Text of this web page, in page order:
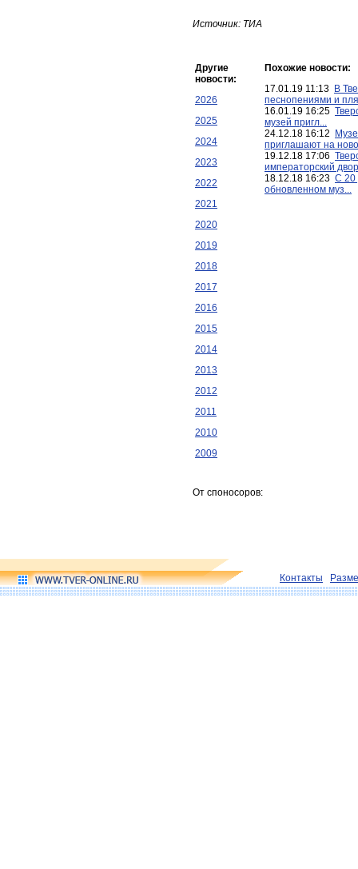
Источник: ТИА
Другие
новости:
2026
2025
2024
2023
2022
2021
2020
2019
2018
2017
2016
2015
2014
2013
2012
2011
2010
2009
Похожие новости:
17.01.19 11:13 В
песнопениями и
16.01.19 16:25
музей пригл...
24.12.18 16:12
приглашают на
19.12.18 17:06
императорский
18.12.18 16:23 С 20
обновленном муз...
От споносоров:
Контакты